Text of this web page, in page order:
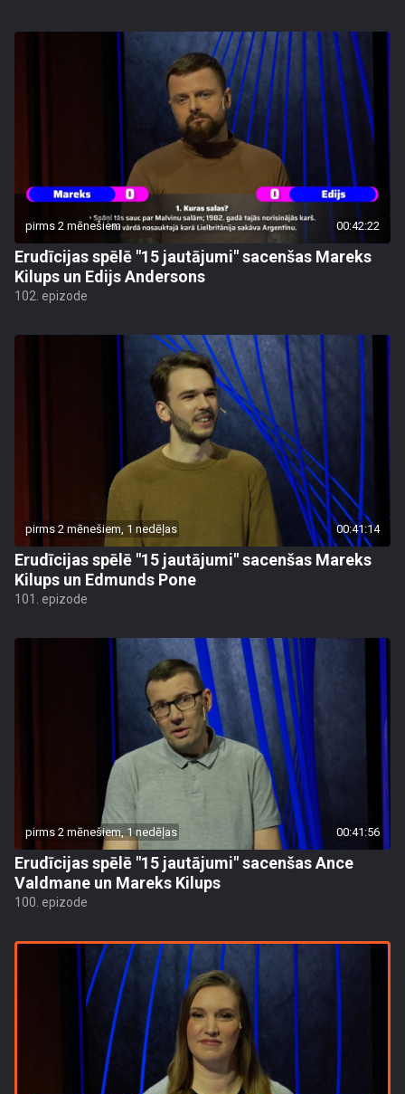
pirms 2 mēnešiem 00:42:22
Erudīcijas spēlē "15 jautājumi" sacenšas Mareks
Kilups un Edijs Andersons
102. epizode
pirms 2 mēnešiem, 1 nedēļas 00:41:14
Erudīcijas spēlē "15 jautājumi" sacenšas Mareks
Kilups un Edmunds Pone
101. epizode
pirms 2 mēnešiem, 1 nedēļas 00:41:56
Erudīcijas spēlē "15 jautājumi" sacenšas Ance
Valdmane un Mareks Kilups
100. epizode